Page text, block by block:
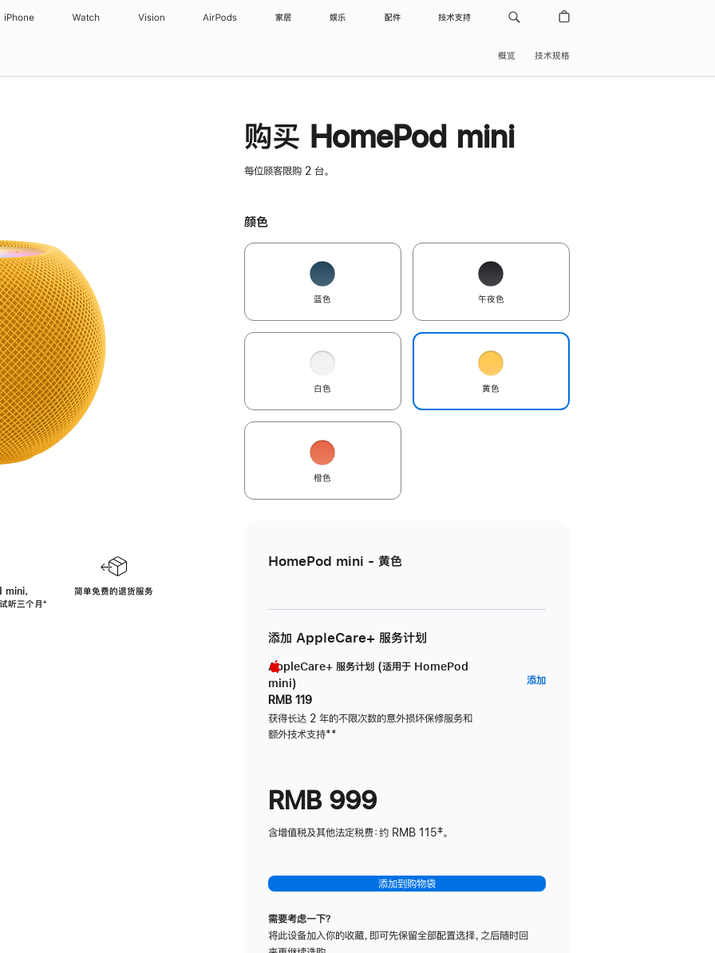
iPhone Watch Vision AirPods 家居 娱乐 配件 技术支持
概览 技术规格
，
听三个月脚
⁺
简单免费的退货服务
购买 HomePod mini
每位顾客限购 2 台。
颜色
蓝色 午夜色
白色 黄色
橙色
HomePod mini - 黄色
添加 AppleCare+ 服务计划
AppleCare+ 服务计划 (适用于 HomePod
mini)
RMB 119
获得长达 2 年的不限次数的意外损坏保修服务和
额外技术支持脚
**
添加AppleCare+
RMB 999
含增值税及其他法定税费：约 RMB 115‡。
添加到购物袋
需要考虑一下？
将此设备加入你的收藏，即可先保留全部配置选择，之后随时回